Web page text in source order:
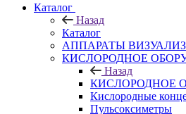
Каталог
Назад
Каталог
АППАРАТЫ
КИСЛОРОДНОЕ
Назад
КИСЛОРОДНОЕ
Кислородные
Пульсоксиметры